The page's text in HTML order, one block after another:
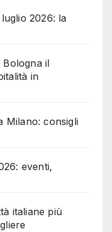
2026: la
il
in
Milano: consigli
eventi,
italiane più